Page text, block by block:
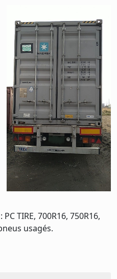
TIRE, 700R16, 750R16,
usagés.